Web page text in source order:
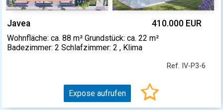
Javea 410.000 EUR
Wohnfläche: ca. 88 m² Grundstück: ca. 22 m²
Badezimmer: 2 Schlafzimmer: 2 , Klima
Ref. IV-P3-6
Expose aufrufen